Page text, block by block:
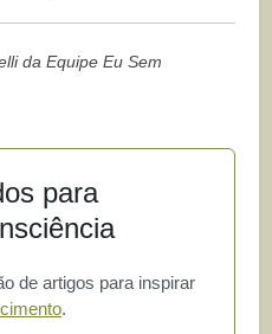
da Equipe Eu Sem
para
de artigos para inspirar
.